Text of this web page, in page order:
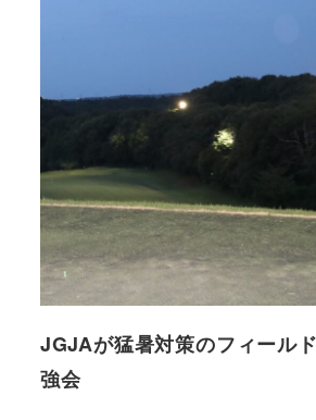
JGJAが猛暑対策のフィール
強会